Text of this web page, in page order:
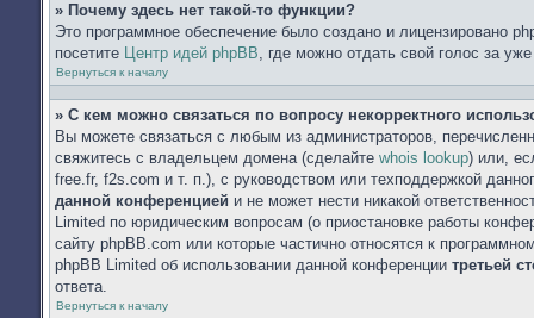
» Почему здесь нет такой-то функции?
Это программное обеспечение было создано и лицензировано
посетите Центр идей phpBB, где можно отдать свой голос за
Вернуться к началу
» С кем можно связаться по вопросу некорректного
Вы можете связаться с любым из администраторов,
свяжитесь с владельцем домена (сделайте whois lookup) или,
free.fr, f2s.com и т. п.), с руководством или техподдержкой
данной конференцией и не может нести никакой
Limited по юридическим вопросам (о приостановке работы
сайту phpBB.com или которые частично относятся к
phpBB Limited об использовании данной конференции третьей
ответа.
Вернуться к началу